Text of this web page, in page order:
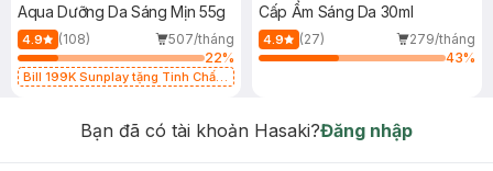
Aqua Dưỡng Da Sáng Mịn 55g
4.9 (108)
507/tháng
22%
Bill 199K Sunplay tặng Tinh Chất
Cấp Ẩm Sáng Da 30ml
4.9 (27)
279/tháng
43%
Bạn đã có tài khoản Hasaki?Đăng nhập